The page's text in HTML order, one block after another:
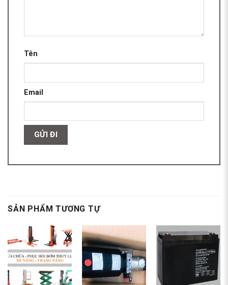
Tên
Email
SẢN PHẨM TƯƠNG TỰ